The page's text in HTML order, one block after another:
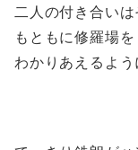
二人の付き合い
もともに修羅場
わかりあえるよう